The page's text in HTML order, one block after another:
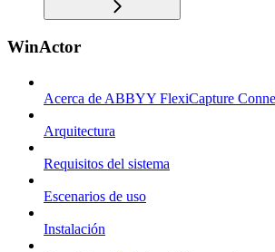
WinActor
Acerca de ABBYY FlexiCapture
Arquitectura
Requisitos del sistema
Escenarios de uso
Instalación